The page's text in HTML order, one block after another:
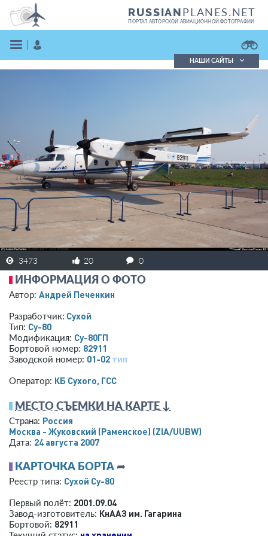
RUSSIANPLANES.NET
ПОРТАЛ АВТОРСКОЙ АВИАЦИОННОЙ ФОТОГРАФИИ
ЗАРЕГИСТРИРОВАТЬСЯ
НАШИ САЙТЫ
3473 20 0
ИНФОРМАЦИЯ О ФОТО
Автор: Андрей Печенкин
Разработчик: Сухой
Тип: Су-80
Модификация: Су-80ГП
Бортовой номер: 82911
Заводской номер: 01-02 тип
Оператор: КБ Сухого, ГСС
МЕСТО СЪЕМКИ НА КАРТЕ ↓
Страна: Россия
Москва - Жуковский (Раменское) (ZIA/UUBW)
Дата: 24 августа 2007
КАРТОЧКА БОРТА ➦
Реестр типа: Сухой Су-80
Первый полёт: 2001.09.04
Завод-изготовитель: КнААЗ им. Гагарина
Бортовой: 82911